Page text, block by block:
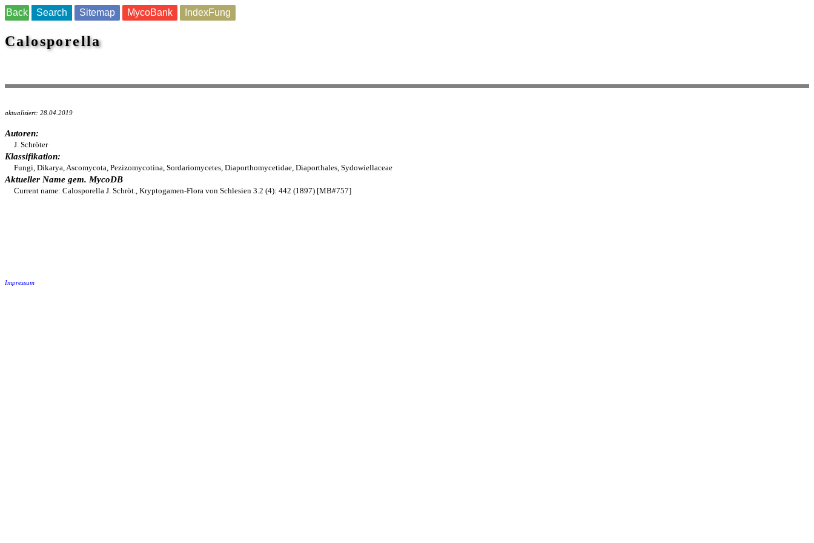
Back Search Sitemap MycoBank IndexFung
Calosporella
aktualisiert: 28.04.2019
Autoren:
J. Schröter
Klassifikation:
Fungi, Dikarya, Ascomycota, Pezizomycotina, Sordariomycetes, Diaporthomycetidae, Diaporthales, Sydowiellaceae
Aktueller Name gem. MycoDB
Current name: Calosporella J. Schröt., Kryptogamen-Flora von Schlesien 3.2 (4): 442 (1897) [MB#757]
Impressum